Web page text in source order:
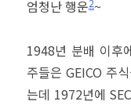
엄청난 행운2~
1948년 분배 이후
주들은 GEICO 주
는데 1972년에